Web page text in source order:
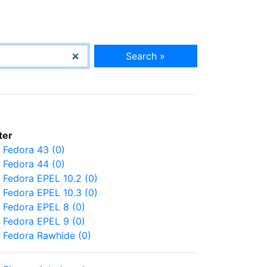
Search »
Fedora 43 (0)
Fedora 44 (0)
Fedora EPEL 10.2 (0)
Fedora EPEL 10.3 (0)
Fedora EPEL 8 (0)
Fedora EPEL 9 (0)
Fedora Rawhide (0)